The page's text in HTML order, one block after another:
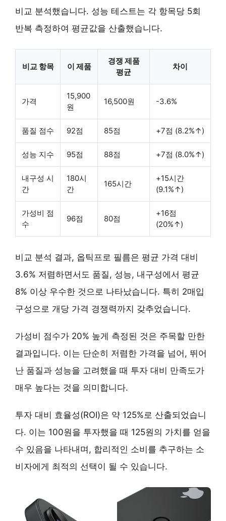
비교 분석했습니다. 성능 테스트는 각 항목당 5회
반복 측정하여 평균값을 산출했습니다.
비교 항목 이 제품
경쟁 제품
평균
차이
가격
15,900
원
16,500원 -3.6%
품질 점수 92점 85점 +7점 (8.2%↑)
성능 지수 95점 88점 +7점 (8.0%↑)
내구성 시
간
180시
간
165시간
+15시간
(9.1%↑)
가성비 점
수
96점 80점
+16점
(20%↑)
비교 분석 결과, 옵틱프로 필름은 평균 가격 대비
3.6% 저렴하면서도 품질, 성능, 내구성에서 평균
8% 이상 우수한 것으로 나타났습니다. 특히 2매입
구성으로 개당 가격 경쟁력까지 갖추었습니다.
가성비 점수가 20% 높게 측정된 것은 주목할 만한
결과입니다. 이는 단순히 저렴한 가격을 넘어, 뛰어
난 품질과 성능을 고려했을 때 투자 대비 만족도가
매우 높다는 것을 의미합니다.
투자 대비 효율성(ROI)은 약 125% 로 산출되었습니
다. 이는 100원을 투자했을 때 125원의 가치를 얻을
수 있음을 나타내며, 합리적인 소비를 추구하는 소
비자에게 최적의 선택이 될 수 있습니다.